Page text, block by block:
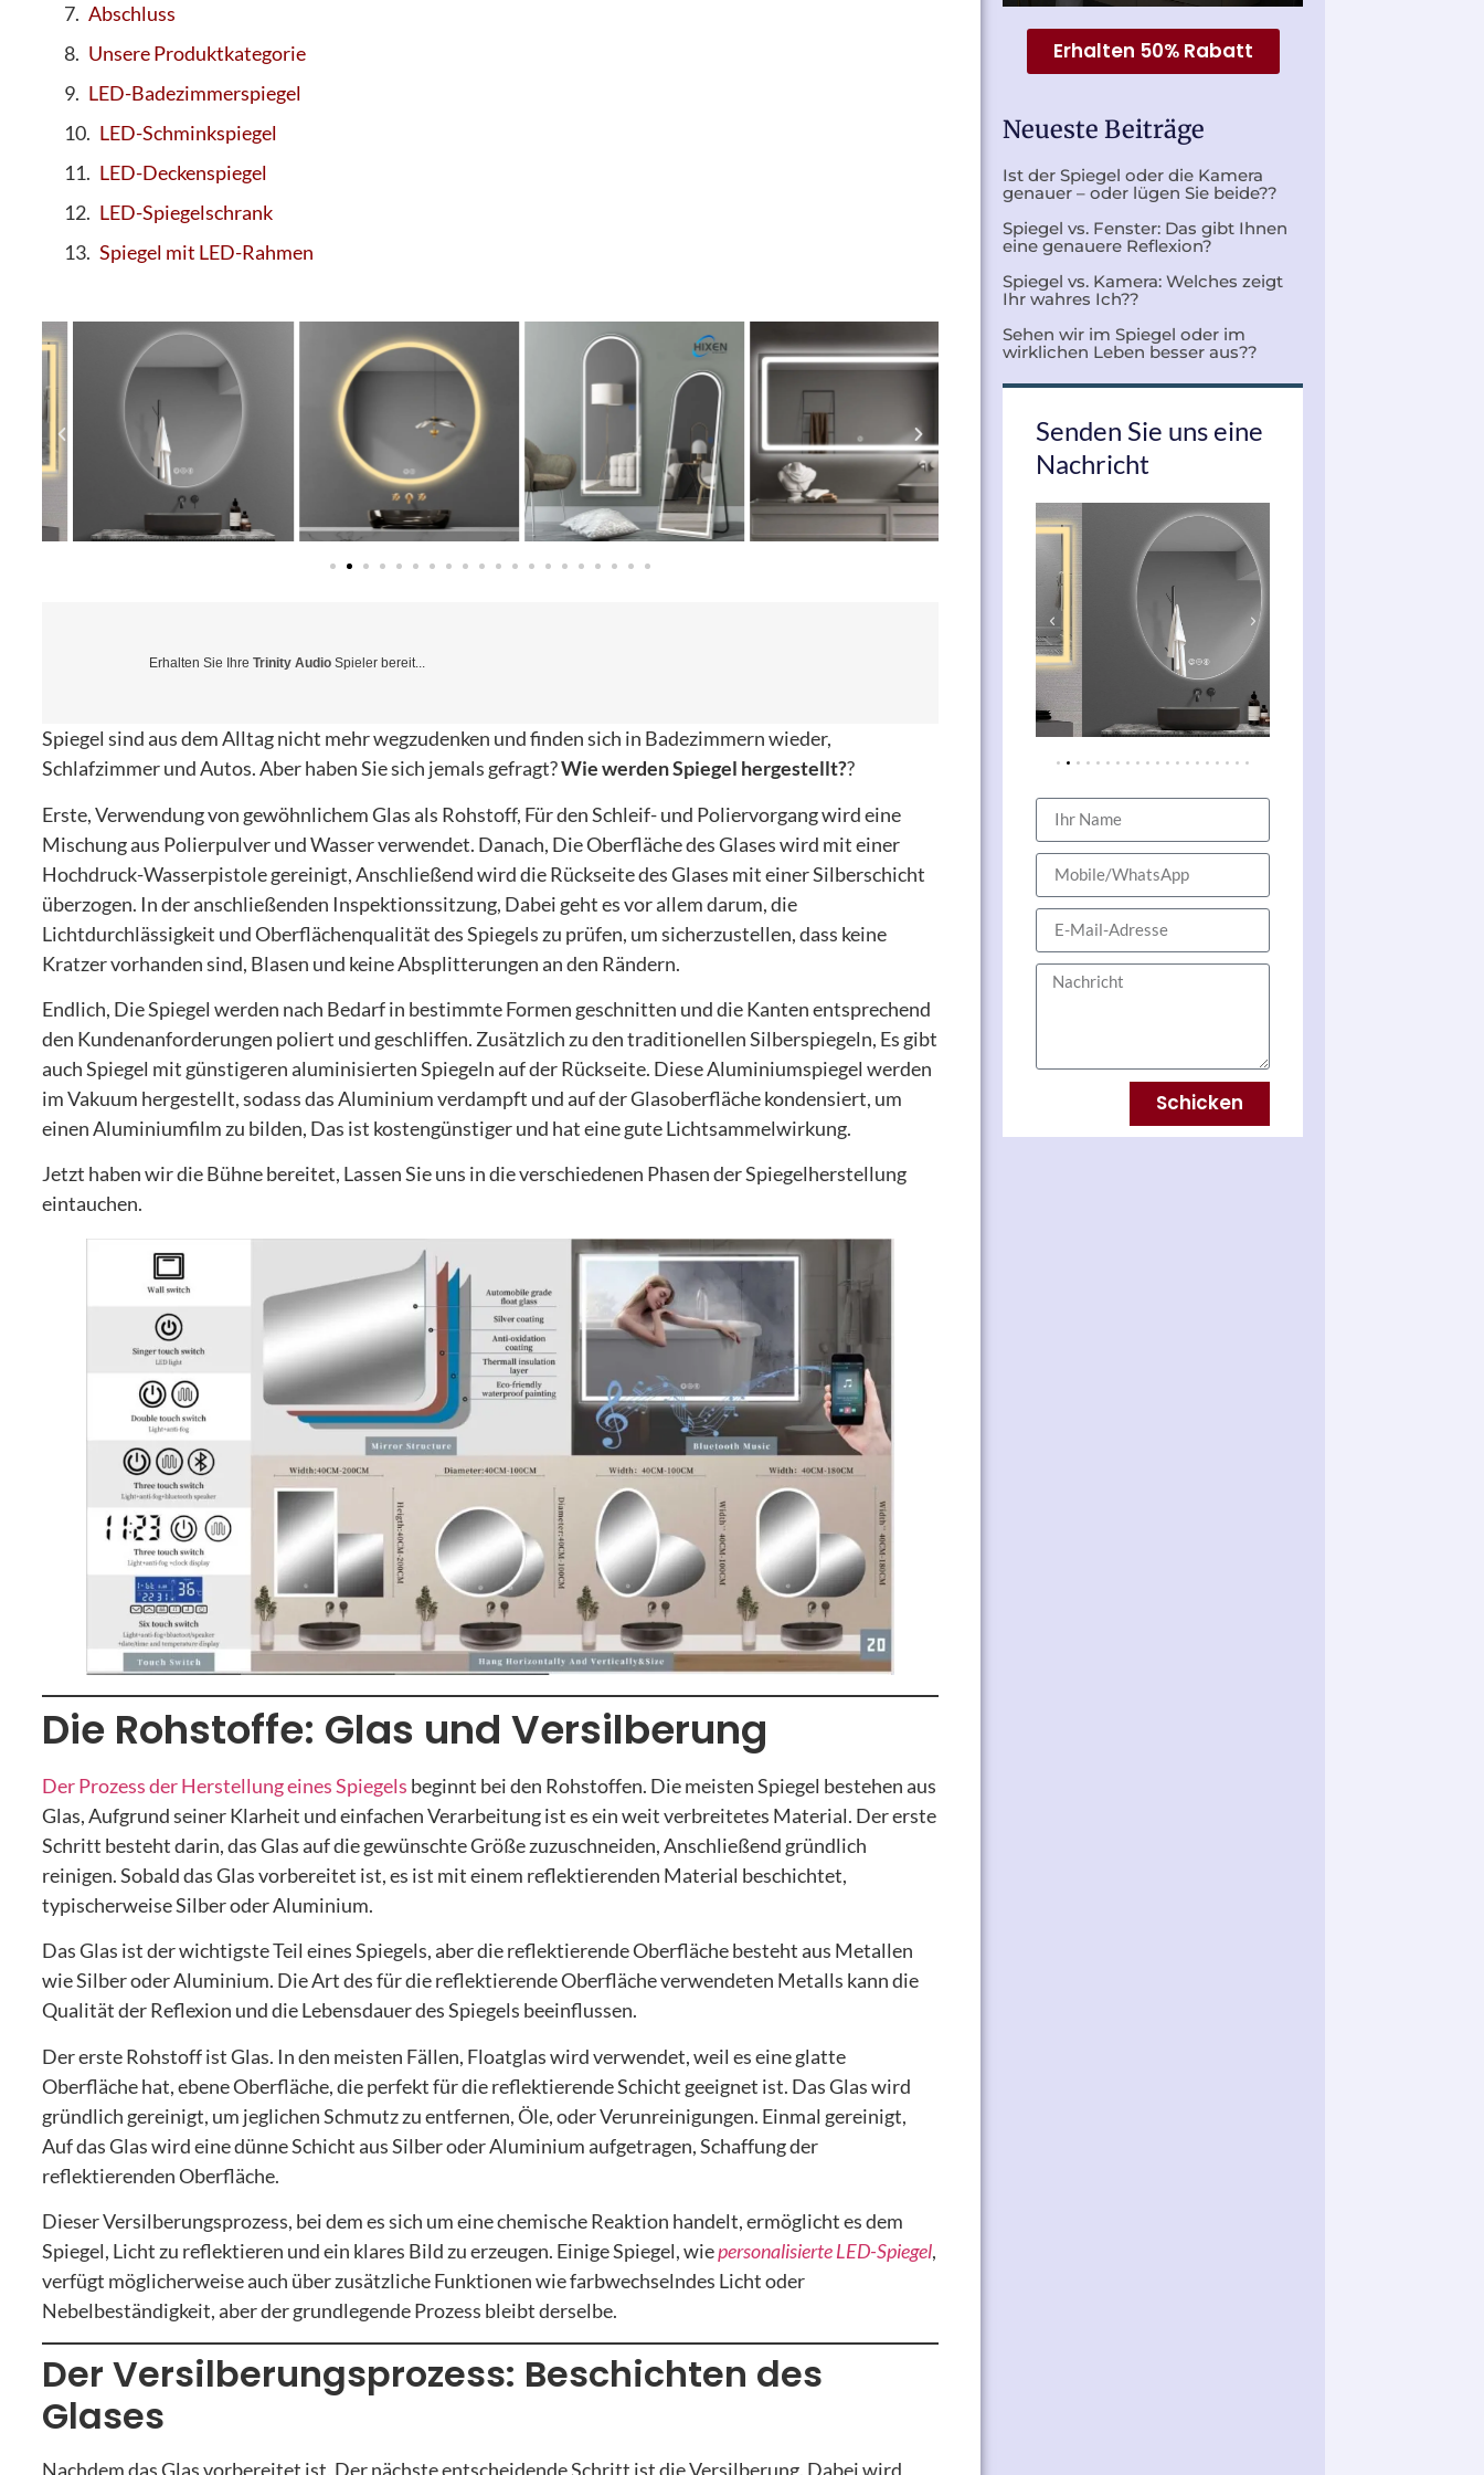
Abschluss
Unsere Produktkategorie
LED-Badezimmerspiegel
LED-Schminkspiegel
LED-Deckenspiegel
LED-Spiegelschrank
Spiegel mit LED-Rahmen
Erhalten Sie Ihre Trinity Audio Spieler bereit...
Spiegel sind aus dem Alltag nicht mehr wegzudenken und finden sich in Badezimmern wieder,
Schlafzimmer und Autos. Aber haben Sie sich jemals gefragt?Wie werden Spiegel hergestellt??
Erste, Verwendung von gewöhnlichem Glas als Rohstoff, Für den Schleif- und Poliervorgang wird eine
Mischung aus Polierpulver und Wasser verwendet. Danach, Die Oberfläche des Glases wird mit einer
Hochdruck-Wasserpistole gereinigt, Anschließend wird die Rückseite des Glases mit einer Silberschicht
überzogen. In der anschließenden Inspektionssitzung, Dabei geht es vor allem darum, die
Lichtdurchlässigkeit und Oberflächenqualität des Spiegels zu prüfen, um sicherzustellen, dass keine
Kratzer vorhanden sind, Blasen und keine Absplitterungen an den Rändern.
Endlich, Die Spiegel werden nach Bedarf in bestimmte Formen geschnitten und die Kanten entsprechend
den Kundenanforderungen poliert und geschliffen. Zusätzlich zu den traditionellen Silberspiegeln, Es gibt
auch Spiegel mit günstigeren aluminisierten Spiegeln auf der Rückseite. Diese Aluminiumspiegel werden
im Vakuum hergestellt, sodass das Aluminium verdampft und auf der Glasoberfläche kondensiert, um
einen Aluminiumfilm zu bilden, Das ist kostengünstiger und hat eine gute Lichtsammelwirkung.
Jetzt haben wir die Bühne bereitet, Lassen Sie uns in die verschiedenen Phasen der Spiegelherstellung
eintauchen.
Die Rohstoffe: Glas und Versilberung
Der Prozess der Herstellung eines Spiegels beginnt bei den Rohstoffen. Die meisten Spiegel bestehen aus
Glas, Aufgrund seiner Klarheit und einfachen Verarbeitung ist es ein weit verbreitetes Material. Der erste
Schritt besteht darin, das Glas auf die gewünschte Größe zuzuschneiden, Anschließend gründlich
reinigen. Sobald das Glas vorbereitet ist, es ist mit einem reflektierenden Material beschichtet,
typischerweise Silber oder Aluminium.
Das Glas ist der wichtigste Teil eines Spiegels, aber die reflektierende Oberfläche besteht aus Metallen
wie Silber oder Aluminium. Die Art des für die reflektierende Oberfläche verwendeten Metalls kann die
Qualität der Reflexion und die Lebensdauer des Spiegels beeinflussen.
Der erste Rohstoff ist Glas. In den meisten Fällen, Floatglas wird verwendet, weil es eine glatte
Oberfläche hat, ebene Oberfläche, die perfekt für die reflektierende Schicht geeignet ist. Das Glas wird
gründlich gereinigt, um jeglichen Schmutz zu entfernen, Öle, oder Verunreinigungen. Einmal gereinigt,
Auf das Glas wird eine dünne Schicht aus Silber oder Aluminium aufgetragen, Schaffung der
reflektierenden Oberfläche.
Dieser Versilberungsprozess, bei dem es sich um eine chemische Reaktion handelt, ermöglicht es dem
Spiegel, Licht zu reflektieren und ein klares Bild zu erzeugen. Einige Spiegel, wiepersonalisierte LED-Spiegel,
verfügt möglicherweise auch über zusätzliche Funktionen wie farbwechselndes Licht oder
Nebelbeständigkeit, aber der grundlegende Prozess bleibt derselbe.
Der Versilberungsprozess: Beschichten des
Glases
Nachdem das Glas vorbereitet ist, Der nächste entscheidende Schritt ist die Versilberung. Dabei wird
Erhalten 50% Rabatt
Neueste Beiträge
Ist der Spiegel oder die Kamera
genauer – oder lügen Sie beide??
Spiegel vs. Fenster: Das gibt Ihnen
eine genauere Reflexion?
Spiegel vs. Kamera: Welches zeigt
Ihr wahres Ich??
Sehen wir im Spiegel oder im
wirklichen Leben besser aus??
Senden Sie uns eine
Nachricht
Schicken